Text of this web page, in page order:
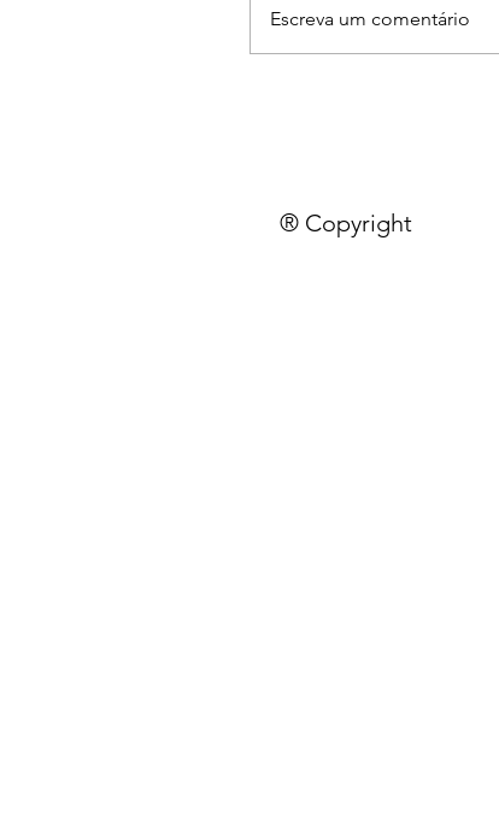
Escreva um comentário
® Copyright